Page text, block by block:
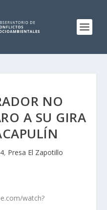
NO
A SU GIRA
, Presa El Zapotillo
watch?